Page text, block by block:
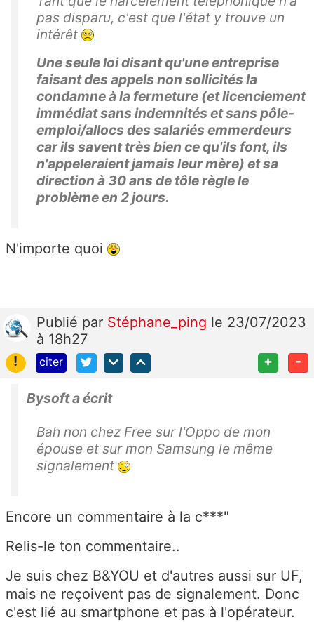
pas disparu, c'est que l'état y trouve un
intérêt
Une seule loi disant qu'une entreprise
faisant des appels non sollicités la
condamne à la fermeture (et licenciement
immédiat sans indemnités et sans pôle-
emploi/allocs des salariés emmerdeurs
car ils savent très bien ce qu'ils font, ils
n'appeleraient jamais leur mère) et sa
direction à 30 ans de tôle règle le
problème en 2 jours.
N'importe quoi
Publié par Stéphane_ping le 23/07/2023
à 18h27
!
citer + -
Bysoft a écrit
Bah non chez Free sur l'Oppo de mon
épouse et sur mon Samsung le même
signalement
Encore un commentaire à la c***"
Relis-le ton commentaire..
Je suis chez B&YOU et d'autres aussi sur UF,
mais ne reçoivent pas de signalement. Donc
c'est lié au smartphone et pas à l'opérateur.